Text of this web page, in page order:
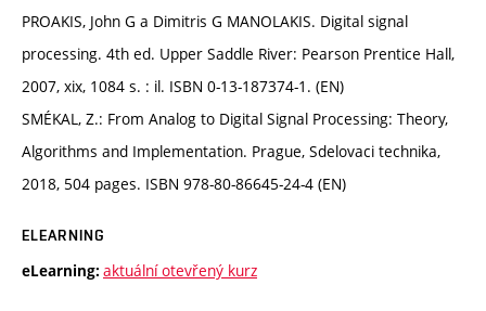
PROAKIS, John G a Dimitris G MANOLAKIS. Digital signal
processing. 4th ed. Upper Saddle River: Pearson Prentice Hall,
2007, xix, 1084 s. : il. ISBN 0-13-187374-1. (EN)
SMÉKAL, Z.: From Analog to Digital Signal Processing: Theory,
Algorithms and Implementation. Prague, Sdelovaci technika,
2018, 504 pages. ISBN 978-80-86645-24-4 (EN)
ELEARNING
eLearning: aktuální otevřený kurz